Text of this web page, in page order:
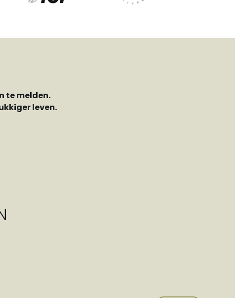
te melden.
leven.